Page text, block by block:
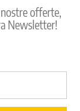
offerte,
Newsletter!